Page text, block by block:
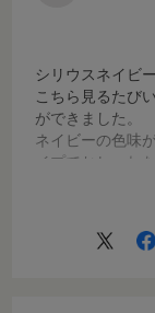
シリウスネイビ
こちら見るたび
ができました。
ネイビーの色味
イプでおしゃれ
服装にも合い気
折りたたみもコ